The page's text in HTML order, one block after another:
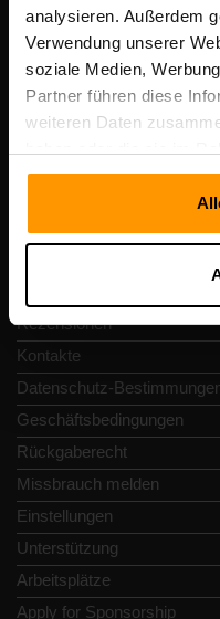
analysieren. Außerdem
Verwendung unserer
soziale Medien,
Partner führen diese
weiteren Daten
gesammelt haben.
Scalable Hosting
Registrierungscode:
Umsatzsteuer-
Adresse: Harju
Vesivärava tn 50-201,
Rezensionen
Kontakte
Datenschutz-
Geschäftsbedingungen
Rückgaberecht
Missbrauch melden
Einstellungen
Unterstützung
Arbeitsplätze
Apply for Sponsorship